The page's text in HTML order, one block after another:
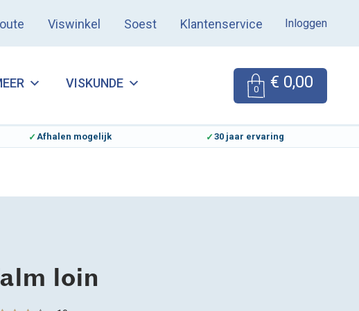
Viswinkel Soest Klantenservice Inloggen
VISKUNDE 0 € 0,00
Afhalen mogelijk 30 jaar ervaring
loin